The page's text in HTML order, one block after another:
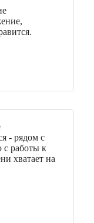
- рядом с
с работы к
хватает на